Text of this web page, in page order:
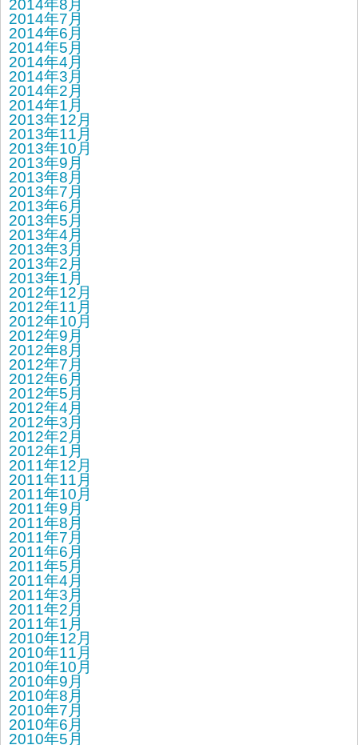
2014年8月
2014年7月
2014年6月
2014年5月
2014年4月
2014年3月
2014年2月
2014年1月
2013年12月
2013年11月
2013年10月
2013年9月
2013年8月
2013年7月
2013年6月
2013年5月
2013年4月
2013年3月
2013年2月
2013年1月
2012年12月
2012年11月
2012年10月
2012年9月
2012年8月
2012年7月
2012年6月
2012年5月
2012年4月
2012年3月
2012年2月
2012年1月
2011年12月
2011年11月
2011年10月
2011年9月
2011年8月
2011年7月
2011年6月
2011年5月
2011年4月
2011年3月
2011年2月
2011年1月
2010年12月
2010年11月
2010年10月
2010年9月
2010年8月
2010年7月
2010年6月
2010年5月